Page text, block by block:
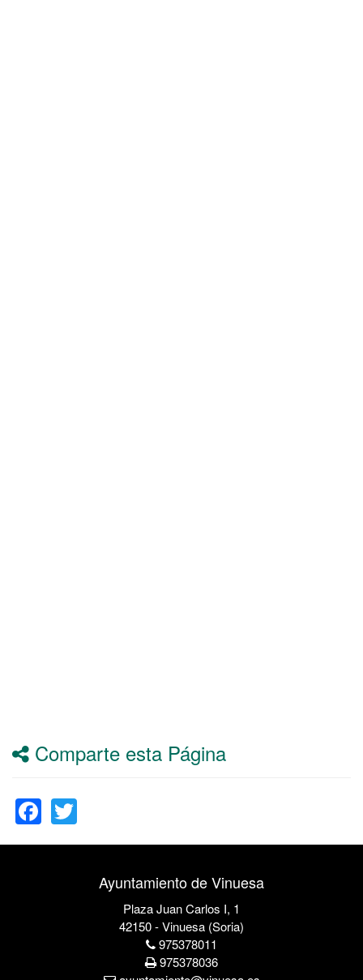
Comparte esta Página
Facebook
Ayuntamiento de Vinuesa
Plaza Juan Carlos I, 1
42150 - Vinuesa (Soria)
975378011
975378036